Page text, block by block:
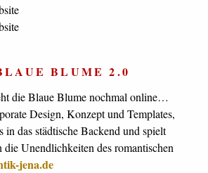
BLUME 2.0
die Blaue Blume nochmal online…
Design, Konzept und Templates,
in das städtische Backend und spielt
Unendlichkeiten des romantischen
jena.de